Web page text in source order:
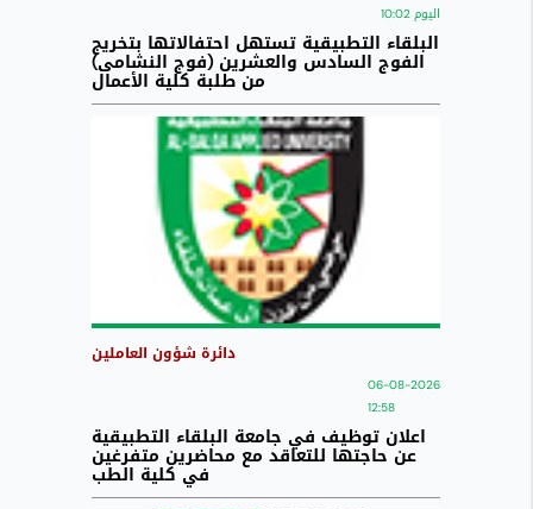
اليوم 10:02
البلقاء التطبيقية تستهل احتفالاتها بتخريج
الفوج السادس والعشرين (فوج النشامى)
من طلبة كلية الأعمال
دائرة شؤون العاملين
06-08-2026
12:58
اعلان توظيف في جامعة البلقاء التطبيقية
عن حاجتها للتعاقد مع محاضرين متفرغين
في كلية الطب